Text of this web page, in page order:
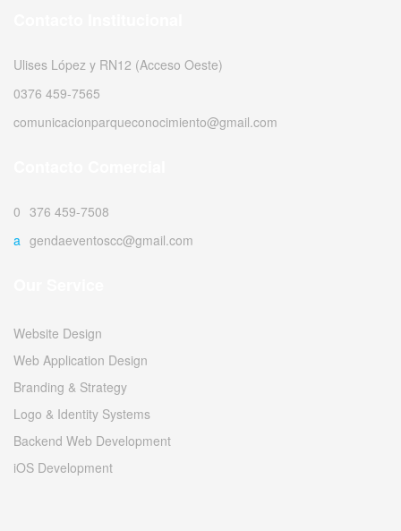
Ulises López y RN12 (Acceso Oeste)
0376 459-7565
comunicacionparqueconocimiento@gmail.com
0376 459-7508
agendaeventoscc@gmail.com
Website Design
Web Application Design
Branding & Strategy
Logo & Identity Systems
Backend Web Development
iOS Development